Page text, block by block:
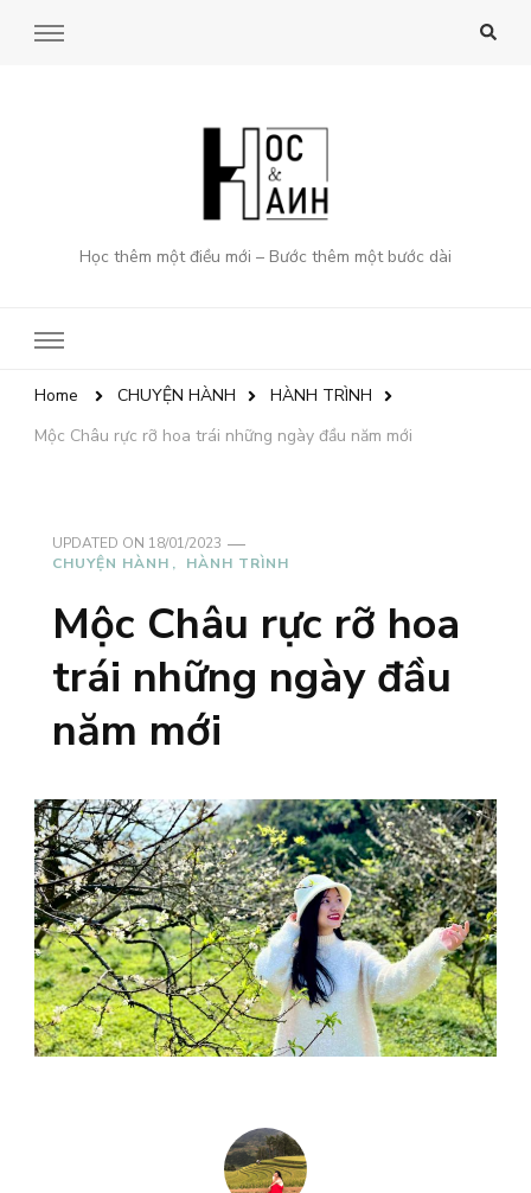
Học thêm một điều mới – Bước thêm một bước dài
Home CHUYỆN HÀNH
HÀNH TRÌNH
Mộc Châu rực rỡ hoa trái những ngày đầu năm mới
UPDATED ON 18/01/2023
CHUYỆN HÀNH
HÀNH TRÌNH
Mộc Châu rực rỡ hoa
trái những ngày đầu
năm mới